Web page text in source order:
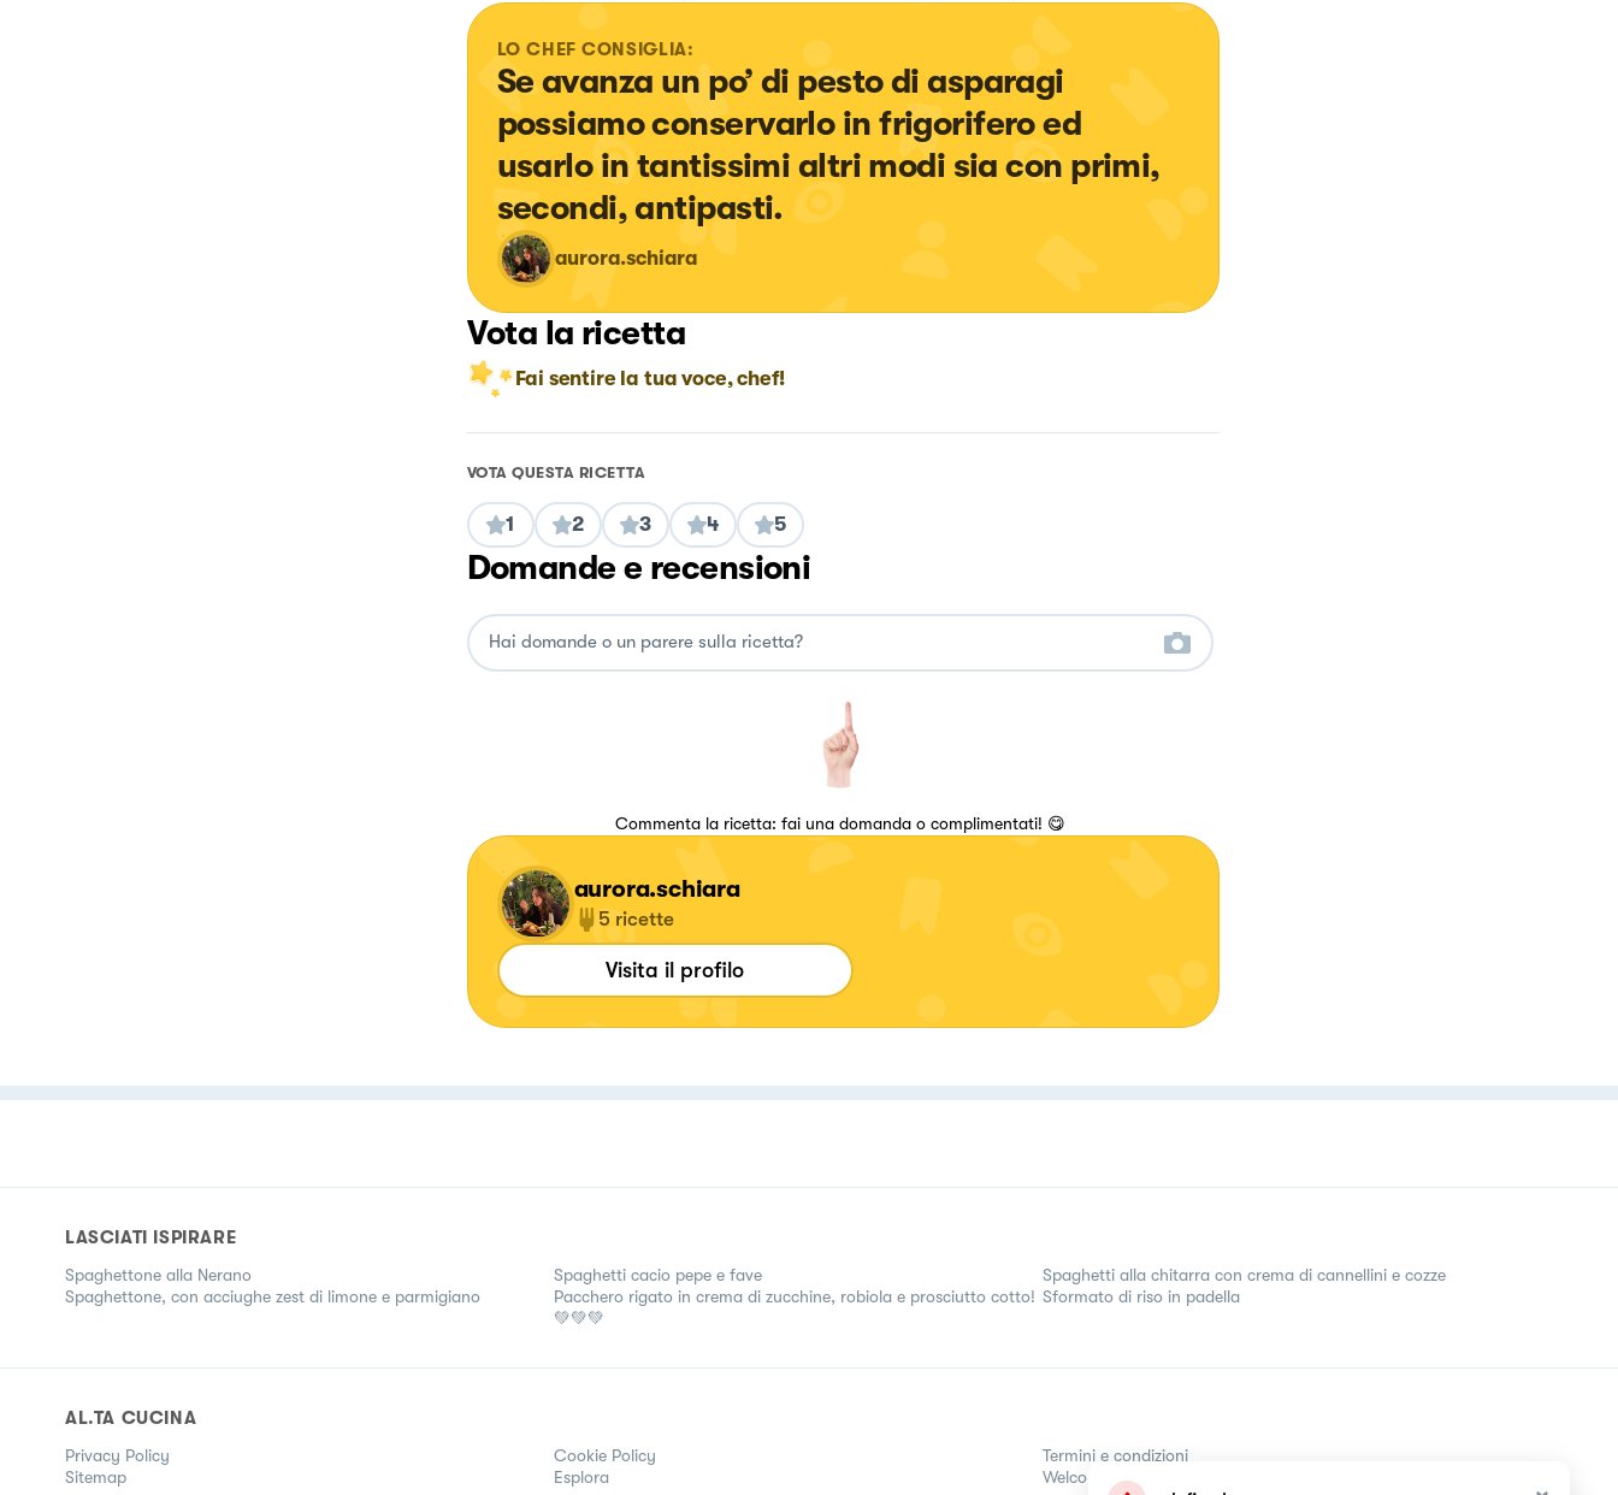
LO CHEF CONSIGLIA:
Se avanza un po’ di pesto di asparagi
possiamo conservarlo in frigorifero ed
usarlo in tantissimi altri modi sia con primi,
secondi, antipasti.
aurora.schiara
Vota la ricetta
Fai sentire la tua voce, chef!
VOTA QUESTA RICETTA
1 2 3 4 5
Domande e recensioni
Commenta la ricetta: fai una domanda o complimentati! 😋
aurora.schiara
5 ricette
Visita il profilo
LASCIATI ISPIRARE
Spaghettone alla Nerano
Spaghettone, con acciughe zest di limone e parmigiano
Spaghetti cacio pepe e fave
Pacchero rigato in crema di zucchine, robiola e prosciutto cotto!
💚💚💚
Spaghetti alla chitarra con crema di cannellini e cozze
Sformato di riso in padella
AL.TA CUCINA
Privacy Policy Cookie Policy
Termini e condizioni
Sitemap
Esplora Welcome